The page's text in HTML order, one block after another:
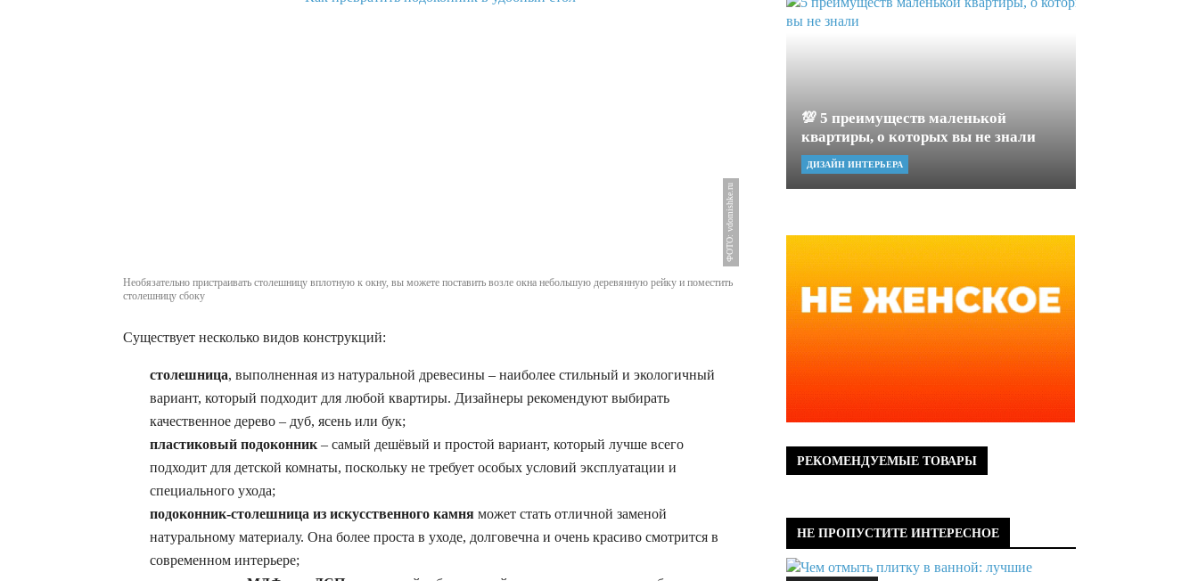
ФОТО: vdomishke.ru
Необязательно пристраивать столешницу вплотную к окну, вы можете поставить возле окна небольшую деревянную рейку и поместить
столешницу сбоку
Существует несколько видов конструкций:
столешница, выполненная из натуральной древесины – наиболее стильный и экологичный
вариант, который подходит для любой квартиры. Дизайнеры рекомендуют выбирать
качественное дерево – дуб, ясень или бук;
пластиковый подоконник – самый дешёвый и простой вариант, который лучше всего
подходит для детской комнаты, поскольку не требует особых условий эксплуатации и
специального ухода;
подоконник-столешница из искусственного камня может стать отличной заменой
натуральному материалу. Она более проста в уходе, долговечна и очень красиво смотрится в
современном интерьере;
💯 5 преимуществ маленькой
квартиры, о которых вы не знали
ДИЗАЙН ИНТЕРЬЕРА
РЕКОМЕНДУЕМЫЕ ТОВАРЫ
НЕ ПРОПУСТИТЕ ИНТЕРЕСНОЕ